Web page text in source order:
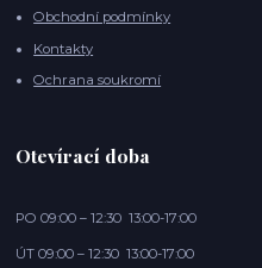
Obchodní podmínky
Kontakty
Ochrana soukromí
Otevírací doba
PO 09:00 – 12:30 13:00-17:00
ÚT 09:00 – 12:30 13:00-17:00